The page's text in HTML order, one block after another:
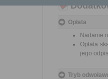
Opłata
Nadanie
Opłata
jego
Tryb